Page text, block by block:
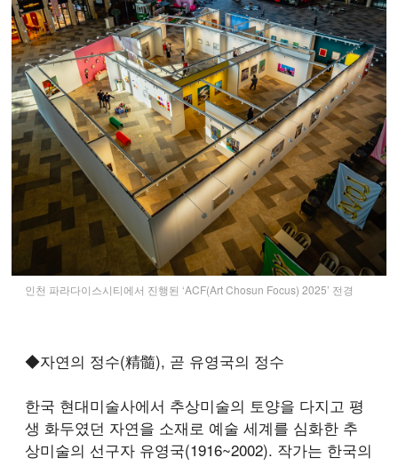
인천 파라다이스시티에서 진행된 ‘ACF(Art Chosun Focus) 2025’ 전경
◆자연의 정수(精髓), 곧 유영국의 정수
한국 현대미술사에서 추상미술의 토양을 다지고 평
생 화두였던 자연을 소재로 예술 세계를 심화한 추
상미술의 선구자 유영국(1916~2002). 작가는 한국의